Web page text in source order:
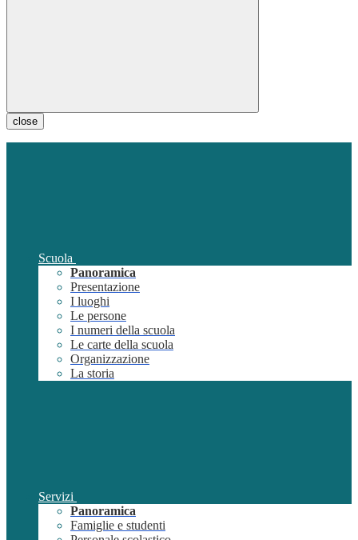
close
Scuola
Panoramica
Presentazione
I luoghi
Le persone
I numeri della scuola
Le carte della scuola
Organizzazione
La storia
Servizi
Panoramica
Famiglie e studenti